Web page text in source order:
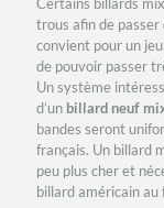
trous afin de passer
convient pour un
de pouvoir passer
Un système
d’un billard neuf
bandes seront
français. Un billard
peu plus cher et
billard américain